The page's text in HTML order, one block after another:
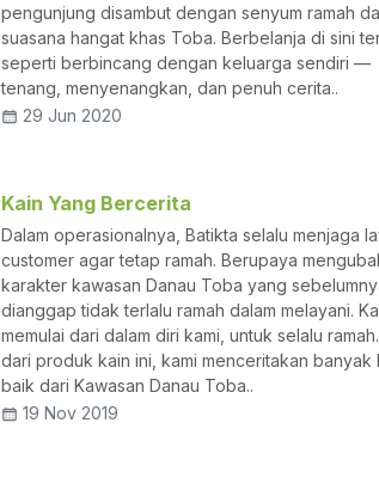
pengunjung disambut dengan senyum ramah
suasana hangat khas Toba. Berbelanja di sini
seperti berbincang dengan keluarga sendiri —
tenang, menyenangkan, dan penuh cerita..
29 Jun 2020
Kain Yang Bercerita
Dalam operasionalnya, Batikta selalu menjaga
customer agar tetap ramah. Berupaya
karakter kawasan Danau Toba yang
dianggap tidak terlalu ramah dalam melayani.
memulai dari dalam diri kami, untuk selalu
dari produk kain ini, kami menceritakan banyak
baik dari Kawasan Danau Toba..
19 Nov 2019